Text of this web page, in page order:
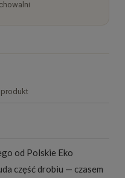
od Polskie Eko
część drobiu — czasem